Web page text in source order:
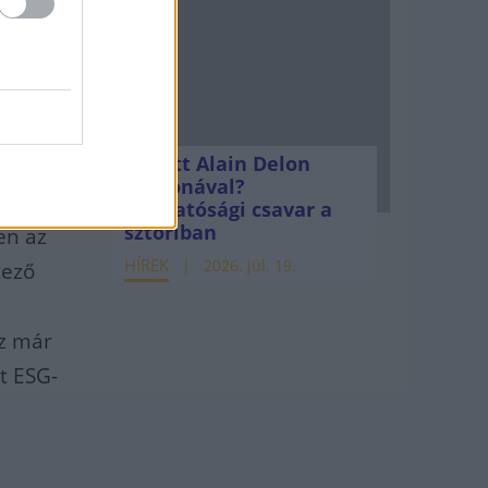
az
már
Mi lett Alain Delon
vagyonával?
Adóhatósági csavar a
sztoriban
HÍREK 2026. júl. 19.